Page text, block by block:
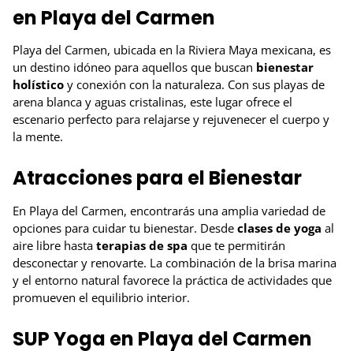
en Playa del Carmen
Playa del Carmen, ubicada en la Riviera Maya mexicana, es
un destino idóneo para aquellos que buscan bienestar
holístico y conexión con la naturaleza. Con sus playas de
arena blanca y aguas cristalinas, este lugar ofrece el
escenario perfecto para relajarse y rejuvenecer el cuerpo y
la mente.
Atracciones para el Bienestar
En Playa del Carmen, encontrarás una amplia variedad de
opciones para cuidar tu bienestar. Desde clases de yoga al
aire libre hasta terapias de spa que te permitirán
desconectar y renovarte. La combinación de la brisa marina
y el entorno natural favorece la práctica de actividades que
promueven el equilibrio interior.
SUP Yoga en Playa del Carmen